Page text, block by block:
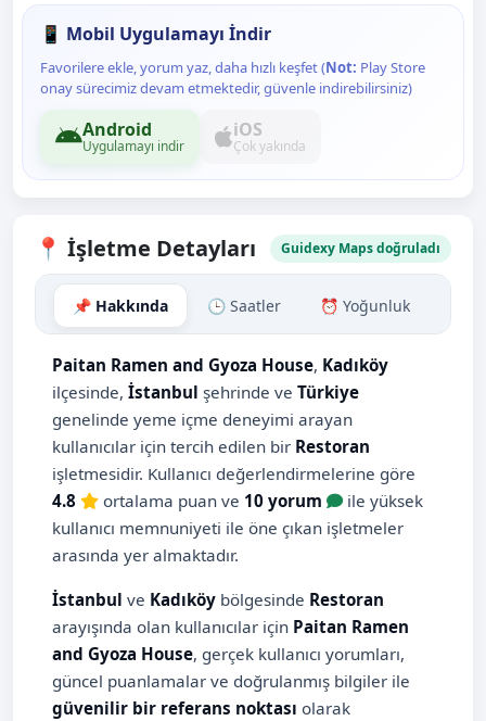
📱 Mobil Uygulamayı İndir
Favorilere ekle, yorum yaz, daha hızlı keşfet (Not: Play Store
onay sürecimiz devam etmektedir, güvenle indirebilirsiniz)
Android
Uygulamayı indir
iOS
Çok yakında
📍 İşletme Detayları Guidexy Maps doğruladı
📌 Hakkında 🕒 Saatler ⏰ Yoğunluk
Paitan Ramen and Gyoza House, Kadıköy
ilçesinde, İstanbul şehrinde ve Türkiye
genelinde yeme içme deneyimi arayan
kullanıcılar için tercih edilen bir Restoran
işletmesidir. Kullanıcı değerlendirmelerine göre
4.8
ortalama puan ve 10 yorum
ile yüksek
kullanıcı memnuniyeti ile öne çıkan işletmeler
arasında yer almaktadır.
İstanbul ve Kadıköy bölgesinde Restoran
arayışında olan kullanıcılar için Paitan Ramen
and Gyoza House, gerçek kullanıcı yorumları,
güncel puanlamalar ve doğrulanmış bilgiler ile
güvenilir bir referans noktası olarak